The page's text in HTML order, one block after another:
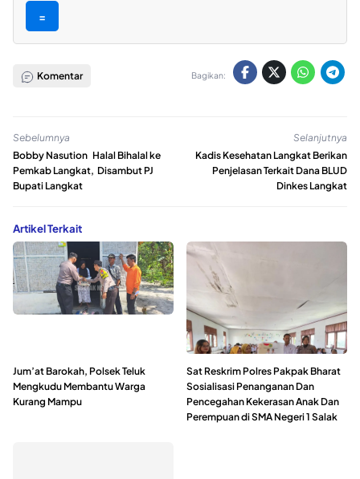
=
Komentar Bagikan:
Sebelumnya
Bobby Nasution Halal Bihalal ke
Pemkab Langkat, Disambut PJ
Bupati Langkat
Selanjutnya
Kadis Kesehatan Langkat Berikan
Penjelasan Terkait Dana BLUD
Dinkes Langkat
Artikel Terkait
Jum’at Barokah, Polsek Teluk
Mengkudu Membantu Warga
Kurang Mampu
Sat Reskrim Polres Pakpak Bharat
Sosialisasi Penanganan Dan
Pencegahan Kekerasan Anak Dan
Perempuan di SMA Negeri 1 Salak